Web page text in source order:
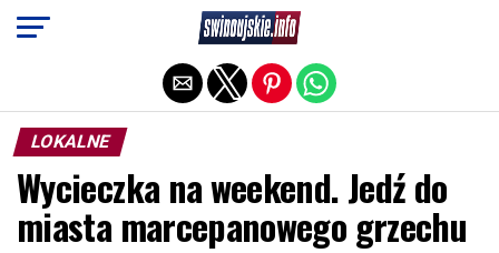
LOKALNE
Wycieczka na weekend. Jedź do
miasta marcepanowego grzechu
Exit mobile version